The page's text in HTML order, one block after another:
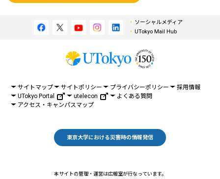
ソーシャルメディア
UTokyo Mail Hub
サイトマップ サイトポリシー プライバシーポリシー
採用情報
UTokyo Portal
utelecon
よくある質問
アクセス・キャンパスマップ
東京大学における災害時の情報発信
本サイトの管理・運営は広報室が行なっています。